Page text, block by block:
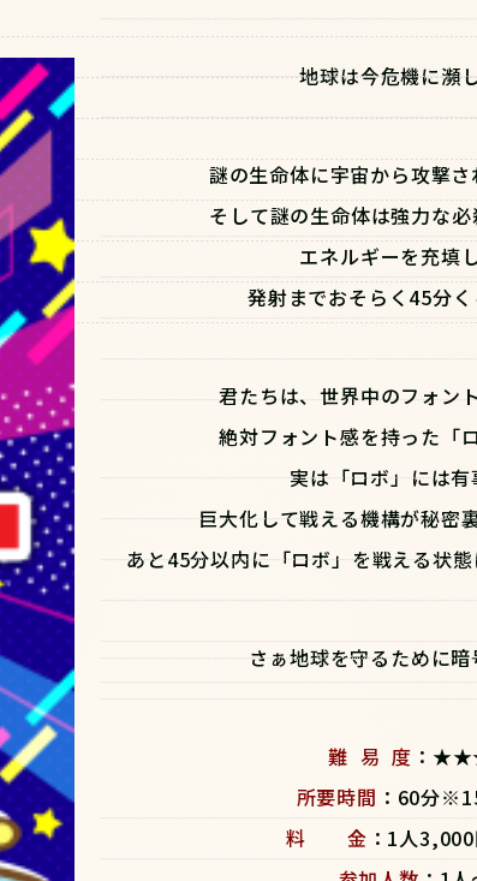
地球は今危機に瀕
謎の生命体に宇宙から攻撃さ
そして謎の生命体は強力な
エネルギーを充填
発射までおそらく45分く
君たちは、世界中のフォン
絶対フォント感を持った「
実は「ロボ」には
巨大化して戦える機構が秘密
あと45分以内に「ロボ」を戦える状
さぁ地球を守るために
難 易 度 ：
所要時間 ：60分
料 金 ：1人3,000